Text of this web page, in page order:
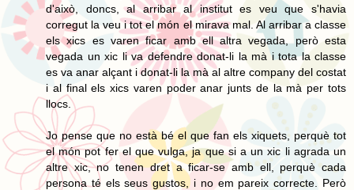
d'això, doncs, al arribar al institut es veu que s'havia
corregut la veu i tot el món el mirava mal. Al arribar a classe
els xics es varen ficar amb ell altra vegada, però esta
vegada un xic li va defendre donat-li la mà i tota la classe
es va anar alçant i donat-li la mà al altre company del costat
i al final els xics varen poder anar junts de la mà per tots
llocs.
Jo pense que no està bé el que fan els xiquets, perquè tot
el món pot fer el que vulga, ja que si a un xic li agrada un
altre xic, no tenen dret a ficar-se amb ell, perquè cada
persona té els seus gustos, i no em pareix correcte. Però